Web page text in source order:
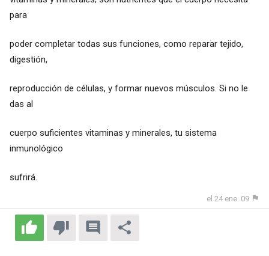
para
poder completar todas sus funciones, como reparar tejido,
digestión,
reproducción de células, y formar nuevos músculos. Si no le
das al
cuerpo suficientes vitaminas y minerales, tu sistema
inmunológico
sufrirá.
el 24 ene. 09